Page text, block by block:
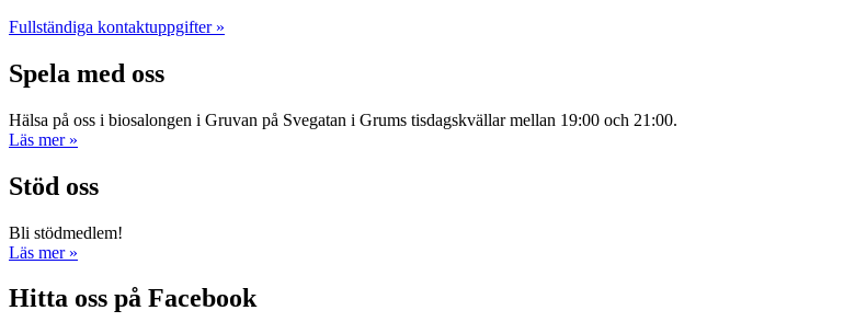
Fullständiga kontaktuppgifter »
Spela med oss
Hälsa på oss i biosalongen i Gruvan på Svegatan i Grums tisdagskvällar mellan 19:00 och 21:00.
Läs mer »
Stöd oss
Bli stödmedlem!
Läs mer »
Hitta oss på Facebook